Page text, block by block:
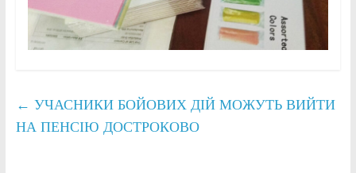
← УЧАСНИКИ БОЙОВИХ ДІЙ МОЖУТЬ ВИЙТИ
НА ПЕНСІЮ ДОСТРОКОВО